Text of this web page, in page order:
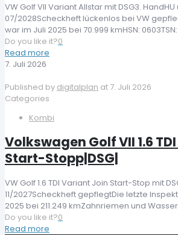
VW Golf VII Variant Allstar mit DSG3. HandHU
07/2028Scheckheft lückenlos bei VW
war im Juli 2025 bei 70.999 kmHSN: 0603TSN:
Do you like it?0
Read more
7. Juli 2026
Published by digitalplan at 7. Juli 2026
Categories
Kombi
Volkswagen Golf VII 1.6
Start-Stopp|DSG|
VW Golf 1.6 TDI Variant Join Start-Stop mit
11/2027Scheckheft gepflegtDie letzte
2025 bei 211.249 kmZahnriemen und
Do you like it?0
Read more